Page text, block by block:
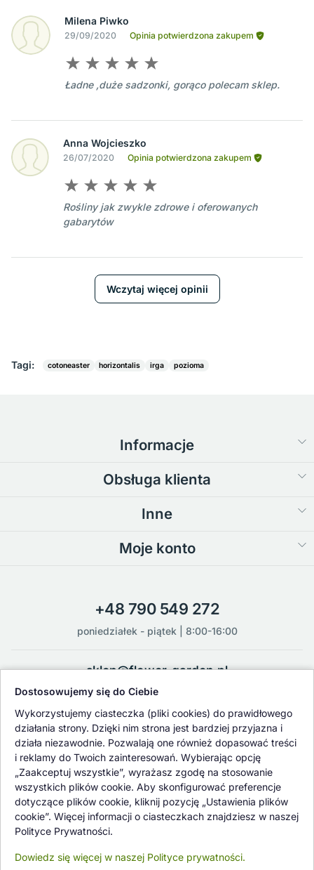
Milena Piwko
29/09/2020 Opinia potwierdzona zakupem
Ładne ,duże sadzonki, gorąco polecam sklep.
Anna Wojcieszko
26/07/2020 Opinia potwierdzona zakupem
Rośliny jak zwykle zdrowe i oferowanych
gabarytów
Wczytaj więcej opinii
Tagi: cotoneaster horizontalis irga pozioma
Informacje
Obsługa klienta
Inne
Moje konto
+48 790 549 272
poniedziałek - piątek | 8:00-16:00
sklep@flower-garden.pl
Oferowane przez nas rośliny i nasiona podlegają regularnej ścisłej
kontroli jakości oraz kontroli zdrowotnej przeprowadzanej przez
wykwalifikowane osoby z Państwowej Inspekcji Ochrony Roślin i
Nasiennictwa.
Dostosowujemy się do Ciebie
Wykorzystujemy ciasteczka (pliki cookies) do prawidłowego
działania strony. Dzięki nim strona jest bardziej przyjazna i
działa niezawodnie. Pozwalają one również dopasować treści
i reklamy do Twoich zainteresowań. Wybierając opcję
„Zaakceptuj wszystkie”, wyrażasz zgodę na stosowanie
wszystkich plików cookie. Aby skonfigurować preferencje
dotyczące plików cookie, kliknij pozycję „Ustawienia plików
cookie”. Więcej informacji o ciasteczkach znajdziesz w naszej
Polityce Prywatności.
Dowiedz się więcej w naszej Polityce prywatności.